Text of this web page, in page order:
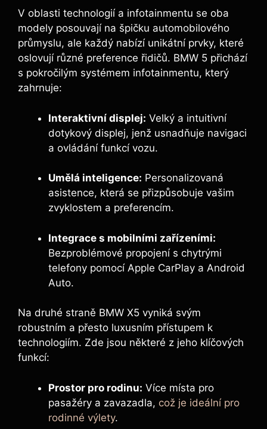
V oblasti technologií a infotainmentu se oba
modely posouvají na špičku automobilového
průmyslu, ale každý nabízí unikátní prvky, které
oslovují různé preference řidičů. BMW 5 přichází
s pokročilým systémem infotainmentu, který
zahrnuje:
Interaktivní displej: Velký a intuitivní
dotykový displej, jenž usnadňuje navigaci
a ovládání funkcí vozu.
Umělá inteligence: Personalizovaná
asistence, která se přizpůsobuje vašim
zvyklostem a preferencím.
Integrace s mobilními zařízeními:
Bezproblémové propojení s chytrými
telefony pomocí Apple CarPlay a Android
Auto.
Na druhé straně BMW X5 vyniká svým
robustním a přesto luxusním přístupem k
technologiím. Zde jsou některé z jeho klíčových
funkcí:
Prostor pro rodinu: Více místa pro
pasažéry a zavazadla, což je ideální pro
rodinné výlety.